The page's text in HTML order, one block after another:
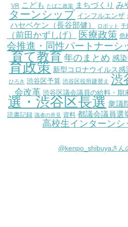
VR こども たばこ政策 まちづくり み
ターンシップ インフルエンザ
ハセベケン（長谷部健） ロボット 予
（前田かずしげ）
医療政策 危
会推進・同性パートナーシ
育て教育 年のまとめ 感
育政策 新型コロナウイルス感
ひろき 渋谷区予算 渋谷区役所建替え 渋
会改革 渋谷区議会議員の給料・期
選・渋谷区長選 衆議
読書記録 識者の意見 資料 都議会議員選
高校生インターンシ
@kenpo_shibuyaさん